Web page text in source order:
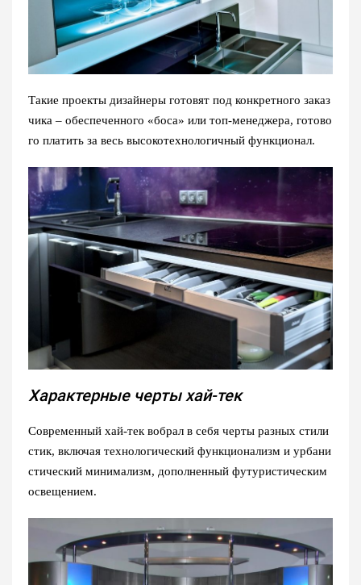
Такие проекты дизайнеры готовят под конкретного заказ
чика – обеспеченного «боса» или топ-менеджера, готово
го платить за весь высокотехнологичный функционал.
Характерные черты хай-тек
Современный хай-тек вобрал в себя черты разных стили
стик, включая технологический функционализм и урбани
стический минимализм, дополненный футуристическим
освещением.